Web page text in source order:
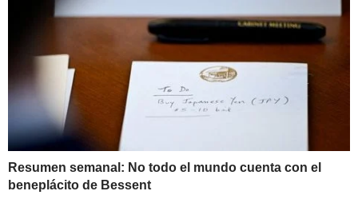
Resumen semanal: No todo el mundo cuenta con el
beneplácito de Bessent